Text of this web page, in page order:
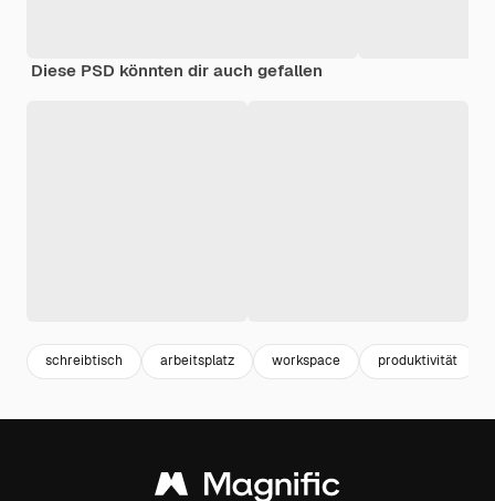
Diese PSD könnten dir auch gefallen
schreibtisch arbeitsplatz workspace produktivität